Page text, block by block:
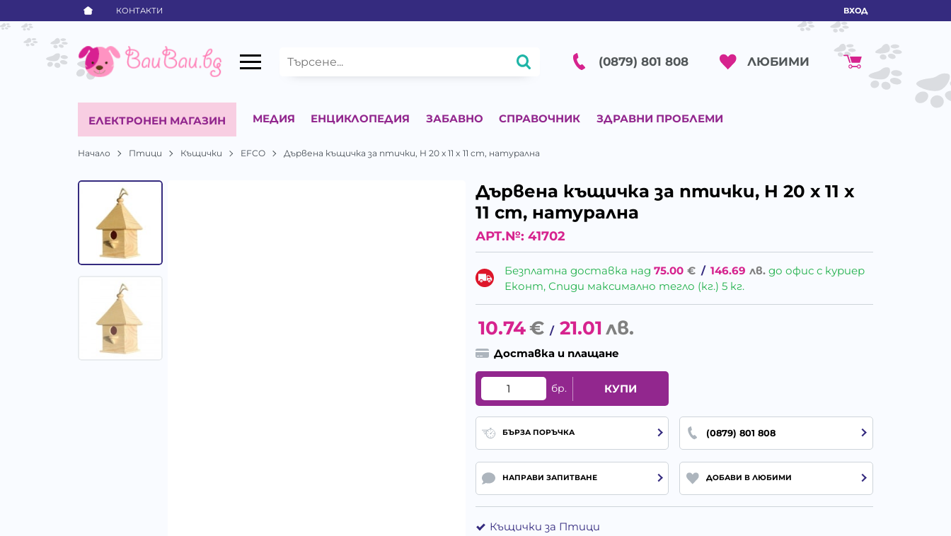
КОНТАКТИ ВХОД
(0879) 801 808 ЛЮБИМИ
ЕЛЕКТРОНЕН МАГАЗИН МЕДИЯ ЕНЦИКЛОПЕДИЯ ЗАБАВНО СПРАВОЧНИК ЗДРАВНИ ПРОБЛЕМИ
Начало Птици Къщички EFCO Дървена къщичка за птички, H 20 х 11 x 11 cm, натурална
Дървена къщичка за птички, H 20 х 11 x
11 cm, натурална
АРТ.№: 41702
Безплатна доставка над75.00 € / 146.69 лв. до офис с куриер
Еконт, Спиди максимално тегло (кг.) 5 кг.
10.74€ / 21.01лв.
Доставка и плащане
бр. КУПИ
БЪРЗА ПОРЪЧКА (0879) 801 808
НАПРАВИ ЗАПИТВАНЕ ДОБАВИ В ЛЮБИМИ
Къщички за Птици